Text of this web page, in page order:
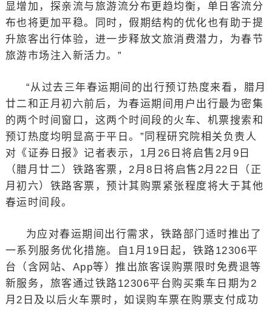
显增加，探亲流与旅游流分布更趋均衡，单日客流分
布也将更加平稳。同时，假期结构的优化也有助于提
升旅客出行体验，进一步释放文旅消费潜力，为春节
旅游市场注入新活力。”
“从过去三年春运期间的出行预订热度来看，腊月
廿二和正月初六前后，为春运期间用户出行最为密集
的两个时间窗口，这两个时间段的火车、机票搜索和
预订热度均明显高于平日。”同程研究院相关负责人
对《证券日报》记者表示，1月26日将启售2月9日
（腊月廿二）铁路客票，2月8日将启售2月22日（正
月初六）铁路客票，预计其购票紧张程度将大于其他
春运时间段。
为应对春运期间出行需求，铁路部门适时推出了
一系列服务优化措施。自1月19日起，铁路12306平
台（含网站、App等）推出旅客误购票限时免费退等
新服务，旅客通过铁路12306平台购买乘车日期为2
月2日及以后火车票时，如误购车票在购票支付成功